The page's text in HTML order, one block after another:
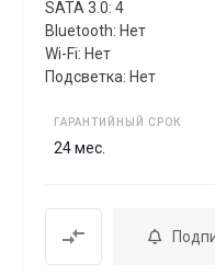
SATA 3.0: 4
Bluetooth: Нет
Wi-Fi: Нет
Подсветка: Нет
ГАРАНТИЙНЫЙ СРОК
24 мес.